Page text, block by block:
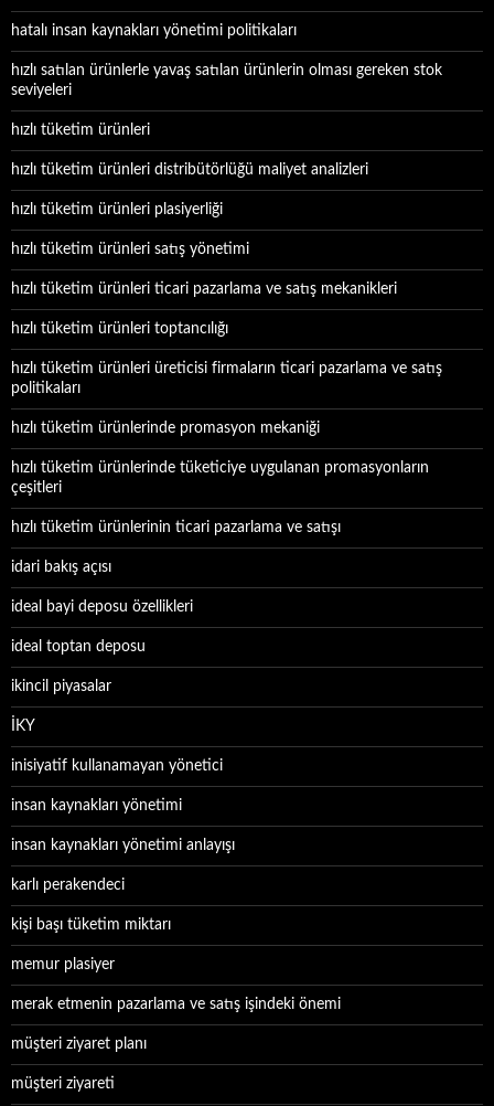
hatalı insan kaynakları yönetimi politikaları
hızlı satılan ürünlerle yavaş satılan ürünlerin olması gereken stok
seviyeleri
hızlı tüketim ürünleri
hızlı tüketim ürünleri distribütörlüğü maliyet analizleri
hızlı tüketim ürünleri plasiyerliği
hızlı tüketim ürünleri satış yönetimi
hızlı tüketim ürünleri ticari pazarlama ve satış mekanikleri
hızlı tüketim ürünleri toptancılığı
hızlı tüketim ürünleri üreticisi firmaların ticari pazarlama ve satış
politikaları
hızlı tüketim ürünlerinde promasyon mekaniği
hızlı tüketim ürünlerinde tüketiciye uygulanan promasyonların
çeşitleri
hızlı tüketim ürünlerinin ticari pazarlama ve satışı
idari bakış açısı
ideal bayi deposu özellikleri
ideal toptan deposu
ikincil piyasalar
İKY
inisiyatif kullanamayan yönetici
insan kaynakları yönetimi
insan kaynakları yönetimi anlayışı
karlı perakendeci
kişi başı tüketim miktarı
memur plasiyer
merak etmenin pazarlama ve satış işindeki önemi
müşteri ziyaret planı
müşteri ziyareti